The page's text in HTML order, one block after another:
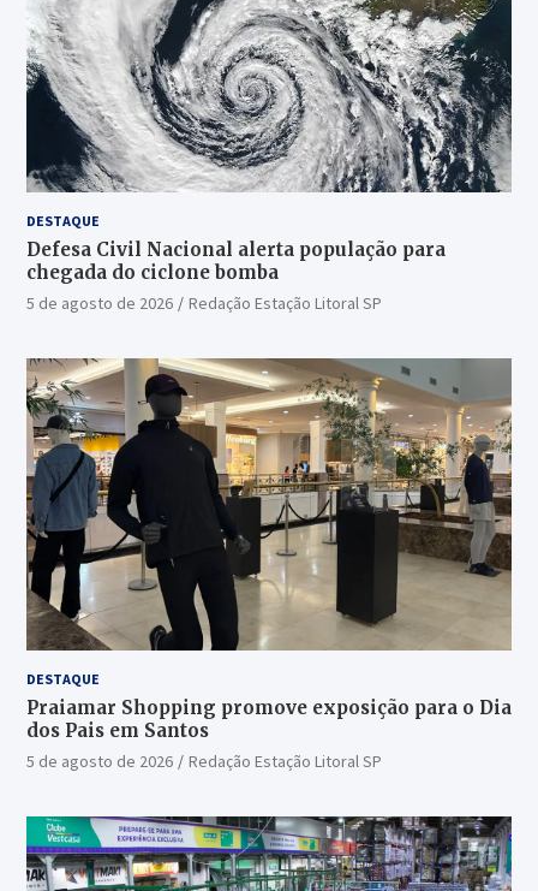
DESTAQUE
Defesa Civil Nacional alerta população para
chegada do ciclone bomba
5 de agosto de 2026 Redação Estação Litoral SP
DESTAQUE
Praiamar Shopping promove exposição para o Dia
dos Pais em Santos
5 de agosto de 2026 Redação Estação Litoral SP